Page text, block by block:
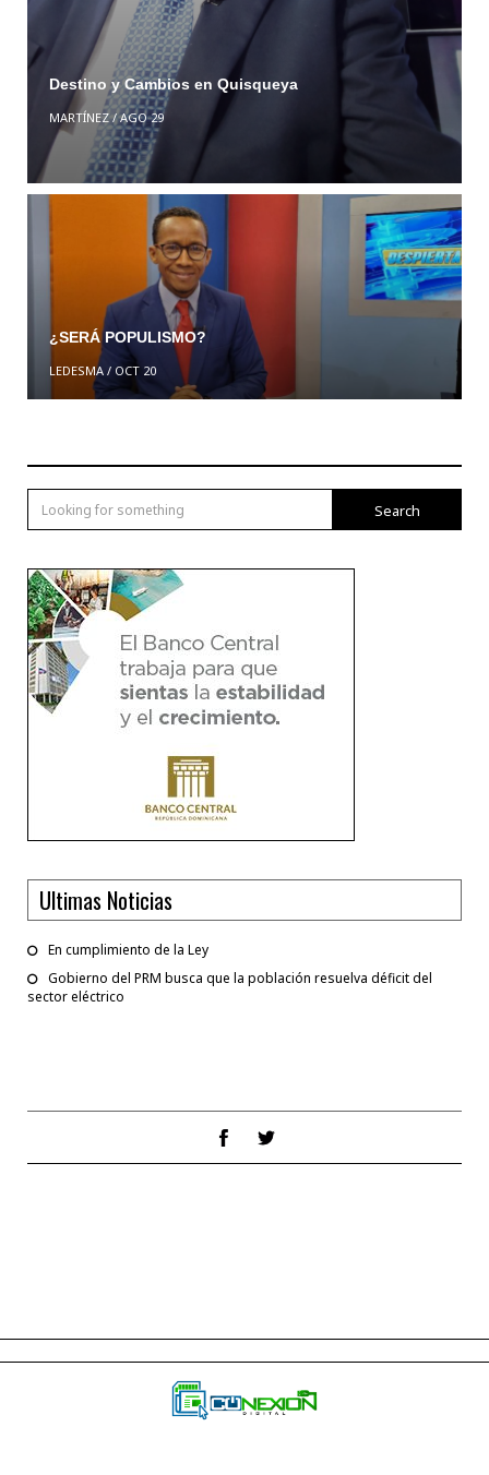
Destino y Cambios en Quisqueya
MARTÍNEZ/AGO 29
¿SERÁ POPULISMO?
LEDESMA/ OCT 20
Search
Ultimas Noticias
En cumplimiento de la Ley
Gobierno del PRM busca que la población resuelva déficit del
sector eléctrico